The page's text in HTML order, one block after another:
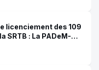
licenciement des 109
SRTB : La PADeM-
et fait des